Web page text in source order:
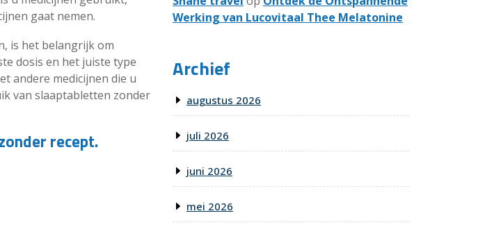
gaat nemen.
is het belangrijk om
dosis en het juiste type
andere medicijnen die u
van slaaptabletten zonder
recept.
Werking van Lucovitaal Thee Melatonine
Archief
augustus 2026
juli 2026
juni 2026
mei 2026